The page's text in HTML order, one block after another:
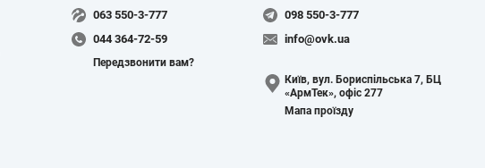
063 550-3-777
044 364-72-59
Передзвонити вам?
098 550-3-777
info@ovk.ua
Київ, вул. Бориспільська 7, БЦ
«АрмТек», офіс 277
Мапа проїзду